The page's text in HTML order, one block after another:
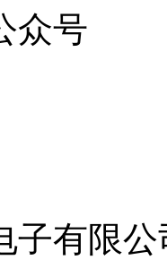
众号
子有限公